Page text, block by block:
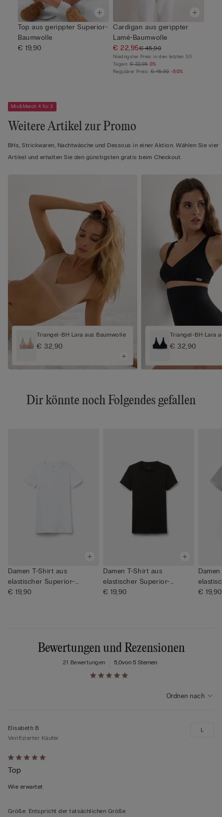
Top aus gerippter Superior-
Baumwolle
€ 19,90
Cardigan aus gerippter
Lamé-Baumwolle
€ 22,95€ 45,90
Niedrigster Preis in den letzten 30
Tagen: € 22,95 0%
Regulärer Preis: € 45,90 -50%
Mix&Match 4 für 3
Weitere Artikel zur Promo
BHs, Strickwaren, Nachtwäsche und Dessous in einer Aktion. Wählen Sie vier
Artikel und erhalten Sie den günstigsten gratis beim Checkout.
Triangel-BH Lara aus Baumwolle
€ 32,90
Triangel-BH Lara
€ 32,90
Dir könnte noch Folgendes gefallen
Damen T-Shirt aus
elastischer Superior-
Baumwolle
€ 19,90
Damen T-Shirt aus
elastischer Superior-
Baumwolle
€ 19,90 € 19,90
Bewertungen und Rezensionen
5,0von 5 Sternen
21 Bewertungen
Ordnen nach
Mit
5
von
bewertet
Elisabeth B
Verifizierter Käufer
Top
Wie erwartet
L
Größe: Entspricht der tatsächlichen Größe